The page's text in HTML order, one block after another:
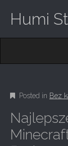
Humi
M
E
N
C
N
T
E
Posted in Bez